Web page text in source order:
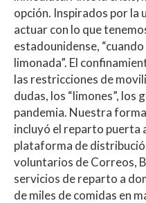
opción. Inspirados por la
actuar con lo que
estadounidense,
limonada”. El
las restricciones de
dudas, los “limones”, los
pandemia. Nuestra
incluyó el reparto puerta
plataforma de
voluntarios de Correos,
servicios de reparto a
de miles de comidas en